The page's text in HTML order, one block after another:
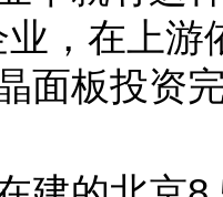
，在上
面板投资